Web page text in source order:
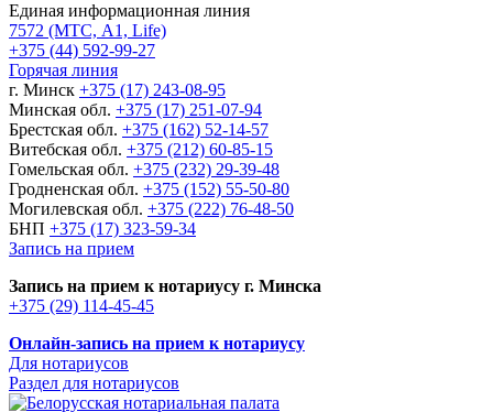
Единая информационная линия
7572 (МТС, A1, Life)
+375 (44) 592-99-27
Горячая линия
г. Минск +375 (17) 243-08-95
Минская обл. +375 (17) 251-07-94
Брестская обл. +375 (162) 52-14-57
Витебская обл. +375 (212) 60-85-15
Гомельская обл. +375 (232) 29-39-48
Гродненская обл. +375 (152) 55-50-80
Могилевская обл. +375 (222) 76-48-50
БНП +375 (17) 323-59-34
Запись на прием
Запись на прием к нотариусу г. Минска
+375 (29) 114-45-45
Онлайн-запись на прием к нотариусу
Для нотариусов
Раздел для нотариусов